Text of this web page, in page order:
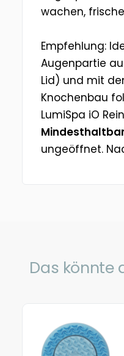
wachen,
Empfehlung:
Augenpartie
Lid) und mit
Knochenbau
LumiSpa iO
ungeöffnet.
Das könnte